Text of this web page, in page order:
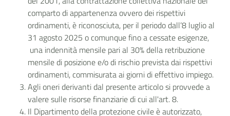
comparto di appartenenza ovvero dei rispettivi
ordinamenti, è riconosciuta, per il periodo dall’8 luglio al
31 agosto 2025 o comunque fino a cessate esigenze,
una indennità mensile pari al 30% della retribuzione
mensile di posizione e/o di rischio prevista dai rispettivi
ordinamenti, commisurata ai giorni di effettivo impiego.
Agli oneri derivanti dal presente articolo si provvede a
valere sulle risorse finanziarie di cui all'art. 8.
Il Dipartimento della protezione civile è autorizzato,